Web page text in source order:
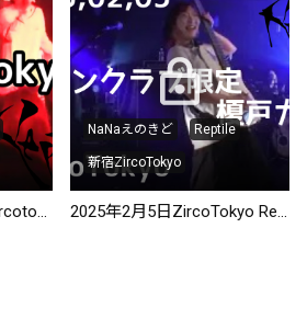
2025,02,05 Reptile in Zircotokyo
NaNaえのきど Reptile
新宿ZircoTokyo
2025年2月5日ZircoTokyo ReptileLIVE 榎戸カメラ